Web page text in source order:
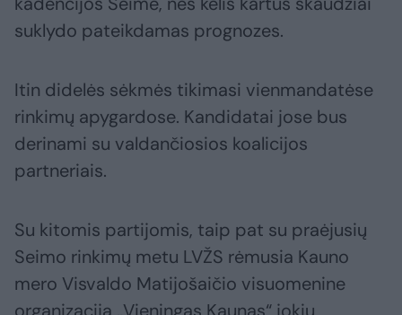
suklydo pateikdamas prognozes.
Itin didelės sėkmės tikimasi vienmandatėse
rinkimų apygardose. Kandidatai jose bus
derinami su valdančiosios koalicijos
partneriais.
Su kitomis partijomis, taip pat su praėjusių
Seimo rinkimų metu LVŽS rėmusia Kauno
mero Visvaldo Matijošaičio visuomenine